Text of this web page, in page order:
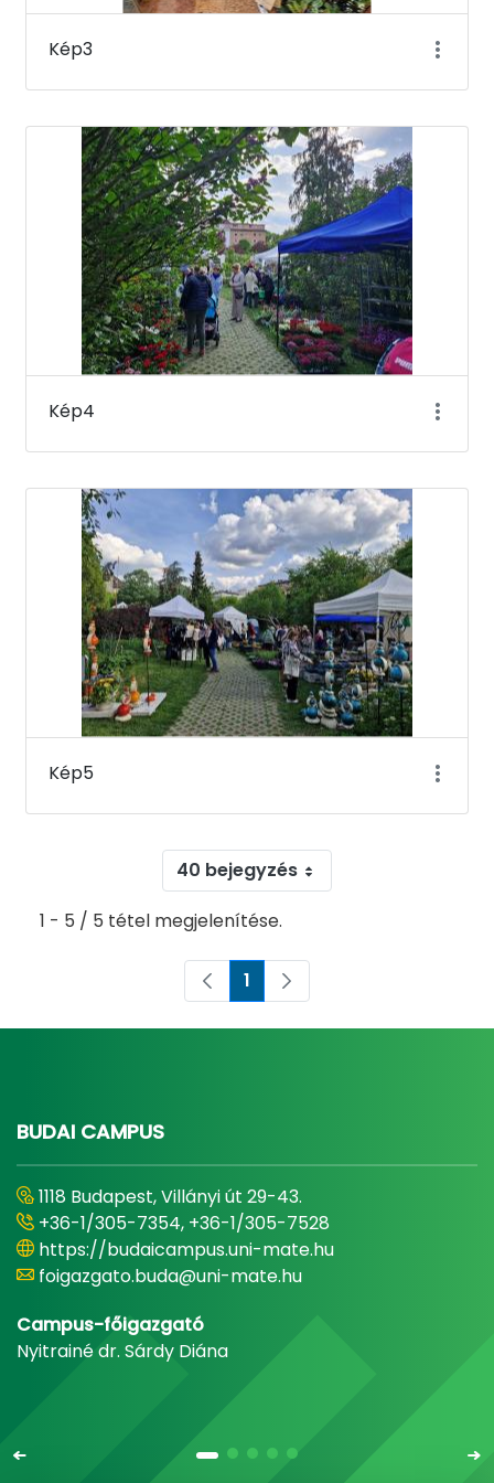
Kép3
Kép4
Kép5
40 bejegyzés
1 - 5 / 5 tétel megjelenítése.
Oldal
1
BUDAI CAMPUS
1118 Budapest, Villányi út 29-43.
+36-1/305-7354, +36-1/305-7528
https://budaicampus.uni-mate.hu
foigazgato.buda@uni-mate.hu
Campus-főigazgató
Nyitrainé dr. Sárdy Diána